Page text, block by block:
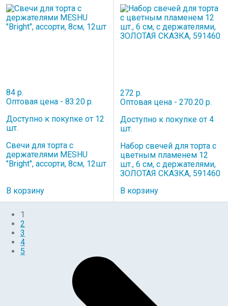
84 р.
Оптовая цена - 83.20 р.
Доступно к покупке от 12
шт.
Свечи для торта с
держателями MESHU
"Bright", ассорти, 8см, 12шт
В корзину
272 р.
Оптовая цена - 270.20 р.
Доступно к покупке от 4
шт.
Набор свечей для торта с
цветным пламенем 12
шт., 6 см, с держателями,
ЗОЛОТАЯ СКАЗКА, 591460
В корзину
1
2
3
4
5